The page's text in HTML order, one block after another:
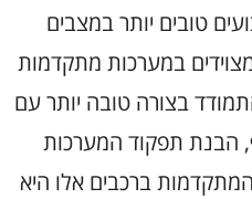
טובים יותר במצבים
במערכות מתקדמות
בצורה טובה יותר עם
הבנת תפקוד המערכות
המתקדמות ברכבים אלו היא